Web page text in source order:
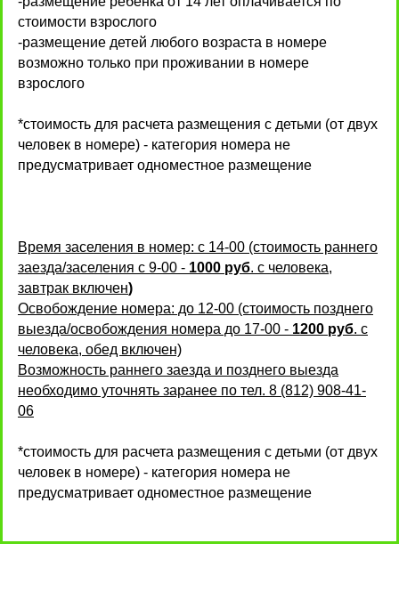
стоимости взрослого
-размещение детей любого возраста в номере
возможно только при проживании в номере
взрослого
*стоимость для расчета размещения с детьми (от двух
человек в номере) - категория номера не
предусматривает одноместное размещение
Время заселения в номер: с 14-00 (стоимость раннего
заезда/заселения с 9-00 - 1000 руб. с человека,
завтрак включен)
Освобождение номера: до 12-00 (стоимость позднего
выезда/освобождения номера до 17-00 - 1200 руб. с
человека, обед включен)
Возможность раннего заезда и позднего выезда
необходимо уточнять заранее по тел. 8 (812) 908-41-
06
*стоимость для расчета размещения с детьми (от двух
человек в номере) - категория номера не
предусматривает одноместное размещение